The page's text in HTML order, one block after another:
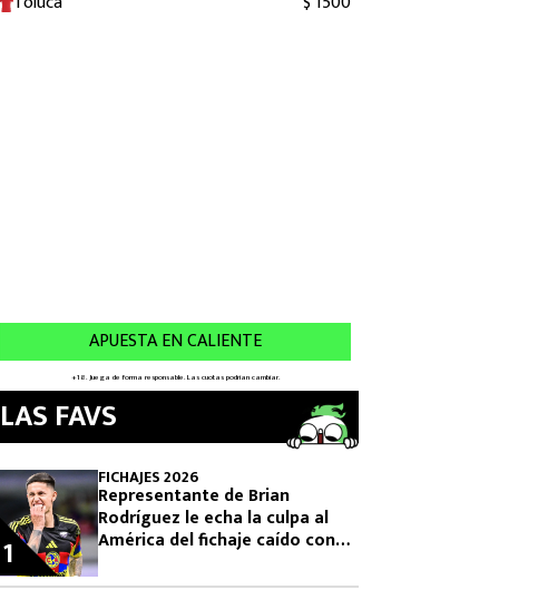
LAS FAVS
FICHAJES 2026
Representante de Brian
Rodríguez le echa la culpa al
América del fichaje caído con
1